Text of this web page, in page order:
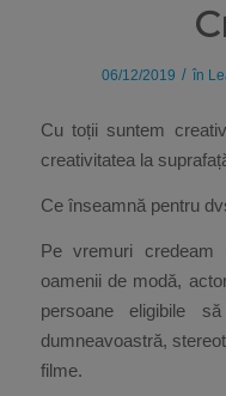
06/12/2019 / în
Cu toții suntem
creativitatea la
Ce înseamnă pentru
Pe vremuri
oamenii de modă,
persoane eligibile
dumneavoastră,
filme.